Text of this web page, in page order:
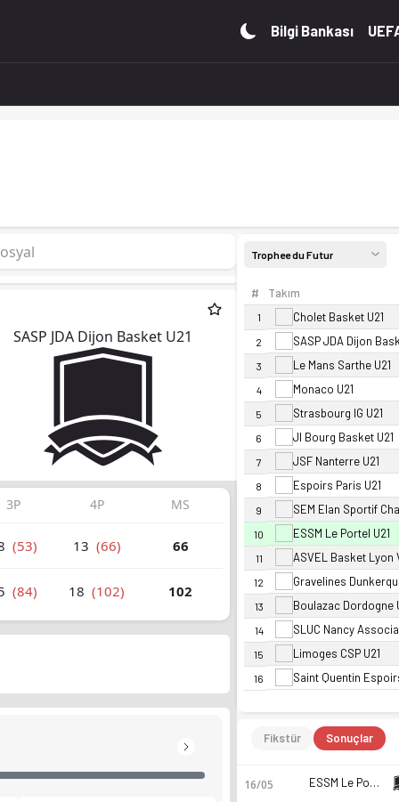
durumu ve istatistiklerini Ofsayt'ta incele. Canlı skor
Bilgi Bankası
SASP JDA Dijon Basket U21
3P 4P MS
(53) 13 (66) 66
(84) 18 (102) 102
Trophee du Futur
# Takım
1 Cholet Basket U21
2 SASP JDA Dijon
3 Le Mans Sarthe U21
4 Monaco U21
5 Strasbourg IG U21
6 Jl Bourg Basket U21
7 JSF Nanterre U21
8 Espoirs Paris U21
9 SEM Elan Sportif
10 ESSM Le Portel U21
11 ASVEL Basket Lyon
12 Gravelines
13 Boulazac Dordogne
14 SLUC Nancy
15 Limoges CSP U21
16 Saint Quentin
Fikstür Sonuçlar
16/05 ESSM Le Portel U21